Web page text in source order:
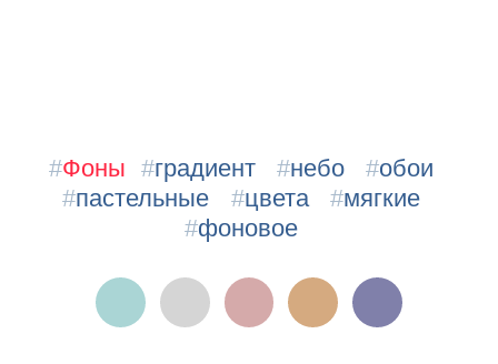
#Фоны #градиент #небо #обои
#пастельные #цвета #мягкие
#фоновое